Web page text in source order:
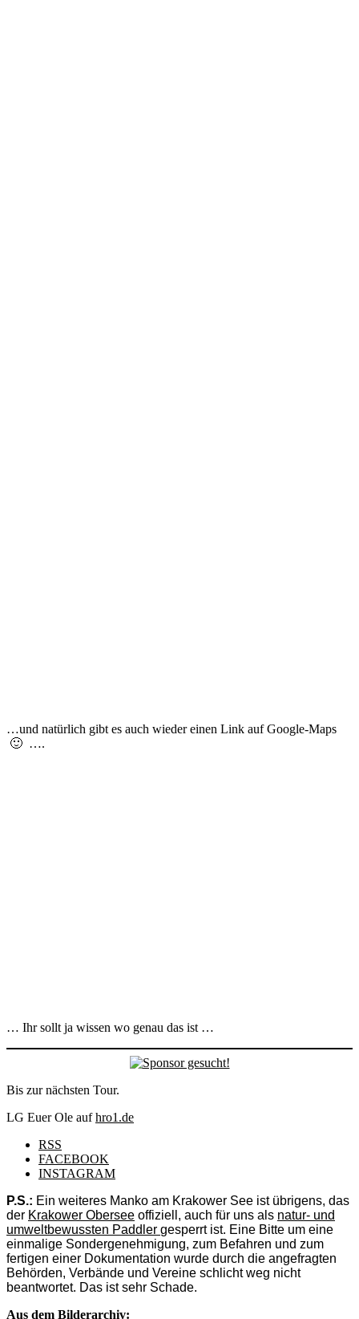
…und natürlich gibt es auch wieder einen Link auf Google-Maps
🙂 ….
… Ihr sollt ja wissen wo genau das ist …
Bis zur nächsten Tour.
LG Euer Ole aufhro1.de
RSS
FACEBOOK
INSTAGRAM
P.S.: Ein weiteres Manko am Krakower See ist übrigens, das
der Krakower Obersee offiziell, auch für uns als natur- und
umweltbewussten Paddler gesperrt ist. Eine Bitte um eine
einmalige Sondergenehmigung, zum Befahren und zum
fertigen einer Dokumentation wurde durch die angefragten
Behörden, Verbände und Vereine schlicht weg nicht
beantwortet. Das ist sehr Schade.
Aus dem Bilderarchiv: